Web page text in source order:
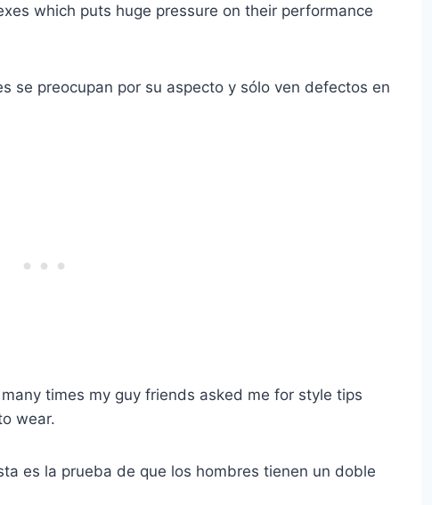
which puts huge pressure on their performance
se preocupan por su aspecto y sólo ven defectos en
times my guy friends asked me for style tips
wear.
es la prueba de que los hombres tienen un doble